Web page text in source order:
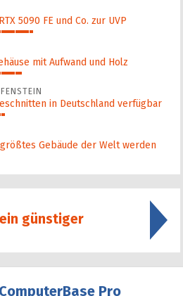
5090 FE und Co. zur UVP
mit Aufwand und Holz
in Deutschland verfügbar
Gebäude der Welt werden
günstiger
Pro